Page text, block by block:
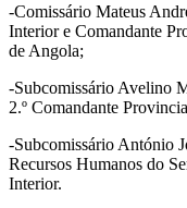
-Comissário Mateus
Interior e Comandante
de Angola;
-Subcomissário Avelino
2.º Comandante
-Subcomissário António
Recursos Humanos do
Interior.